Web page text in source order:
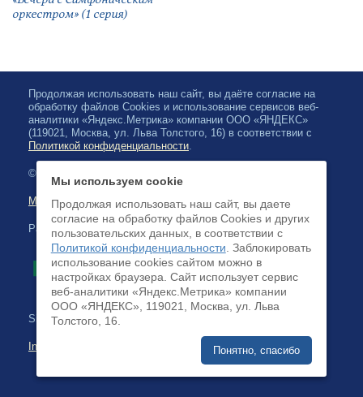
оркестром» (1 серия)
Продолжая использовать наш сайт, вы даёте согласие на
обработку файлов Cookies и использование сервисов веб-
аналитики «Яндекс.Метрика» компании ООО «ЯНДЕКС»
(119021, Москва, ул. Льва Толстого, 16) в соответствии с
Политикой конфиденциальности.
© 2026, Karelian State Philharmonic
Map of site
Payment by credit cards available
Site development:
Internet business systems
Мы используем cookie
Продолжая использовать наш сайт, вы даете
согласие на обработку файлов Cookies и других
пользовательских данных, в соответствии с
Политикой конфиденциальности . Заблокировать
использование cookies сайтом можно в
настройках браузера. Cайт использует сервис
веб-аналитики «Яндекс.Метрика» компании
ООО «ЯНДЕКС», 119021, Москва, ул. Льва
Толстого, 16.
Понятно, спасибо